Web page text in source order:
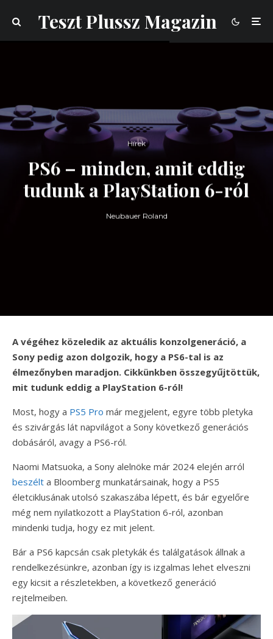
Teszt Plussz Magazin
Hírek
PS6 – minden, amit eddig
tudunk a PlayStation 6-ról
Neubauer Roland
A végéhez közeledik az aktuális konzolgeneráció, a
Sony pedig azon dolgozik, hogy a PS6-tal is az
élmezőnyben maradjon. Cikkünkben összegyűjtöttük,
mit tudunk eddig a PlayStation 6-ról!
Most, hogy a PS5 Pro már megjelent, egyre több pletyka
és szivárgás lát napvilágot a Sony következő generációs
dobásáról, avagy a PS6-ról.
Naomi Matsuoka, a Sony alelnöke már 2024 elején arról
beszélt a Bloomberg munkatársainak, hogy a PS5
életciklusának utolsó szakaszába lépett, és bár egyelőre
még nem nyilatkozott a PlayStation 6-ról, azonban
mindenki tudja, hogy ez mit jelent.
Bár a PS6 kapcsán csak pletykák és találgatások állnak a
rendelkezésünkre, azonban így is izgalmas lehet elveszni
egy kicsit a részletekben, a következő generáció
rejtelmeiben.